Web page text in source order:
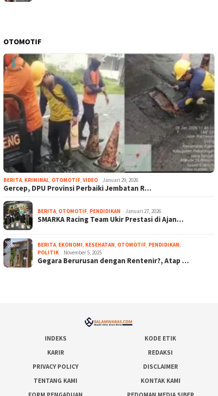
OTOMOTIF
BERITA, KRIMINAL, OTOMOTIF, VIDEO Januari 29, 2026
Gercep, DPU Provinsi Perbaiki Jembatan R…
BERITA, OTOMOTIF, PENDIDIKAN Januari 27, 2026
SMARKA Racing Team Ukir Prestasi di Ajan…
BERITA, EKONOMI, KESEHATAN, OTOMOTIF, PENDIDIKAN,
POLITIK
November 5, 2025
Gegara Berurusan dengan Rentenir?, Atap …
INDEKS
KODE ETIK
KARIR
REDAKSI
PRIVACY POLICY
DISCLAIMER
TENTANG KAMI
KONTAK KAMI